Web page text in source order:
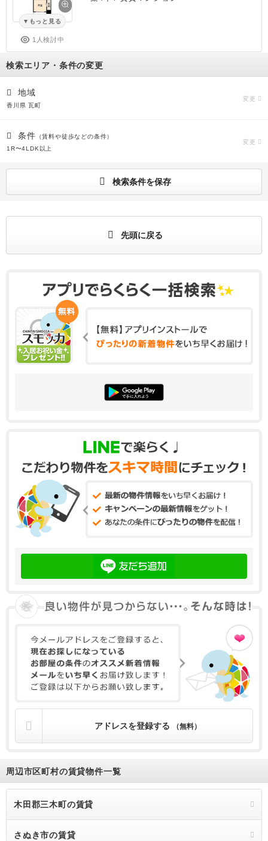
もっと見る
1人検討中
検索エリア・条件の変更
地域
香川県 瓦町
変更
条件 （賃料や徒歩などの条件）
1R〜4LDK以上
変更
検索条件を保存
先頭に戻る
アドレスを登録する （無料）
周辺市区町村の賃貸物件一覧
木田郡三木町の賃貸
さぬき市の賃貸